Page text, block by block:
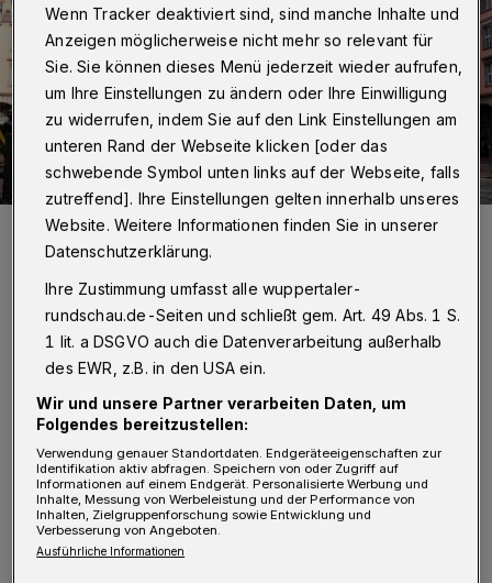
Im Wuppertaler Rathaus wird intensiv an der Aufarbeitung des
Verdachtsfalls an der Grundschule gearbeitet.
B ekannt wurde der Fall, nachdem sich ein
Nach bisherigen Erkenntnissen soll es zu
unangemessenen Berührungen gekommen
sein. Wer sich mutmaßlich übergriffig
Wenn Tracker deaktiviert sind, sind manche Inhalte und
Anzeigen möglicherweise nicht mehr so relevant für
Sie. Sie können dieses Menü jederzeit wieder aufrufen,
um Ihre Einstellungen zu ändern oder Ihre Einwilligung
zu widerrufen, indem Sie auf den Link Einstellungen am
unteren Rand der Webseite klicken [oder das
schwebende Symbol unten links auf der Webseite, falls
zutreffend]. Ihre Einstellungen gelten innerhalb unseres
Website. Weitere Informationen finden Sie in unserer
Datenschutzerklärung.
Ihre Zustimmung umfasst alle wuppertaler-
rundschau.de-Seiten und schließt gem. Art. 49 Abs. 1 S.
1 lit. a DSGVO auch die Datenverarbeitung außerhalb
des EWR, z.B. in den USA ein.
Wir und unsere Partner verarbeiten Daten, um
Folgendes bereitzustellen:
Verwendung genauer Standortdaten. Endgeräteeigenschaften zur
Identifikation aktiv abfragen. Speichern von oder Zugriff auf
Informationen auf einem Endgerät. Personalisierte Werbung und
Inhalte, Messung von Werbeleistung und der Performance von
Inhalten, Zielgruppenforschung sowie Entwicklung und
Verbesserung von Angeboten.
Ausführliche Informationen